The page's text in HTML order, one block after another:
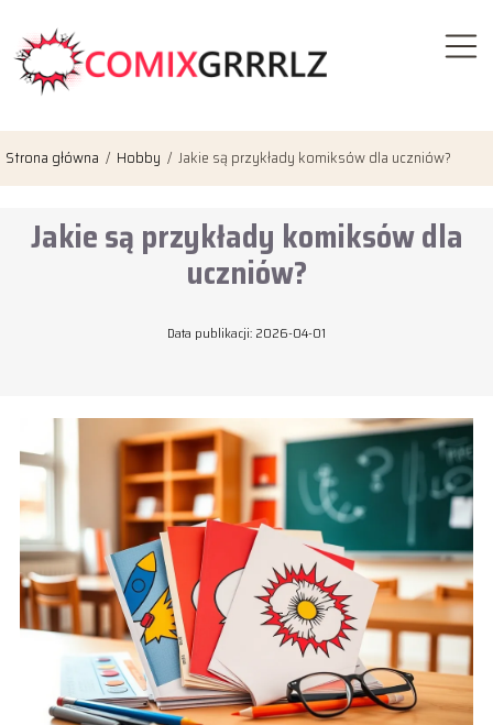
Strona główna / Hobby / Jakie są przykłady komiksów dla uczniów?
Jakie są przykłady komiksów dla
uczniów?
Data publikacji: 2026-04-01